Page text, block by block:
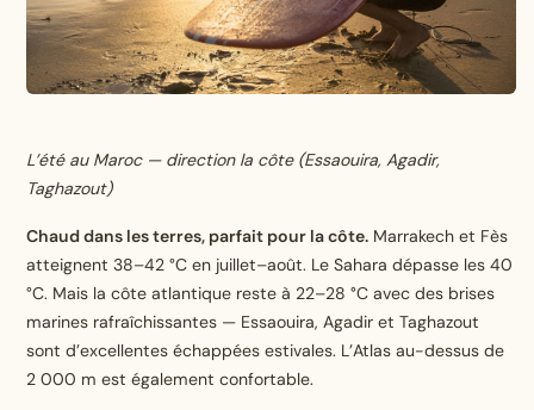
L’été au Maroc — direction la côte (Essaouira, Agadir,
Taghazout)
Chaud dans les terres, parfait pour la côte. Marrakech et Fès
atteignent 38–42 °C en juillet–août. Le Sahara dépasse les 40
°C. Mais la côte atlantique reste à 22–28 °C avec des brises
marines rafraîchissantes — Essaouira, Agadir et Taghazout
sont d’excellentes échappées estivales. L’Atlas au-dessus de
2 000 m est également confortable.